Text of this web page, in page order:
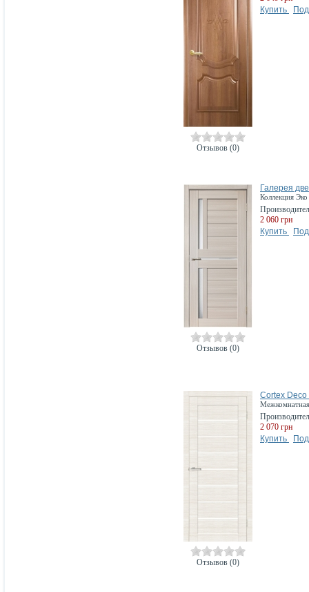
Отзывов (0)
Купить
Отзывов (0)
Галерея
Коллекция
2 060 грн
Купить
Отзывов (0)
Cortex
2 070 грн
Купить